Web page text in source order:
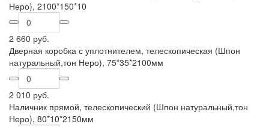
Неро), 2100*150*10
2 660 руб.
Дверная коробка с уплотнителем, телескопическая (Шпон
натуральный,тон Неро), 75*35*2100мм
2 010 руб.
Наличник прямой, телескопический (Шпон натуральный,тон
Неро), 80*10*2150мм